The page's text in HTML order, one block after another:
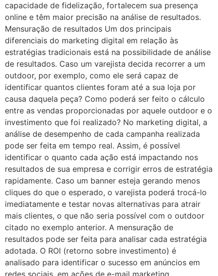
capacidade de fidelização, fortalecem sua presença
online e têm maior precisão na análise de resultados.
Mensuração de resultados Um dos principais
diferenciais do marketing digital em relação às
estratégias tradicionais está na possibilidade de análise
de resultados. Caso um varejista decida recorrer a um
outdoor, por exemplo, como ele será capaz de
identificar quantos clientes foram até a sua loja por
causa daquela peça? Como poderá ser feito o cálculo
entre as vendas proporcionadas por aquele outdoor e o
investimento que foi realizado? No marketing digital, a
análise de desempenho de cada campanha realizada
pode ser feita em tempo real. Assim, é possível
identificar o quanto cada ação está impactando nos
resultados de sua empresa e corrigir erros de estratégia
rapidamente. Caso um banner esteja gerando menos
cliques do que o esperado, o varejista poderá trocá-lo
imediatamente e testar novas alternativas para atrair
mais clientes, o que não seria possível com o outdoor
citado no exemplo anterior. A mensuração de
resultados pode ser feita para analisar cada estratégia
adotada. O ROI (retorno sobre investimento) é
analisado para identificar o sucesso em anúncios em